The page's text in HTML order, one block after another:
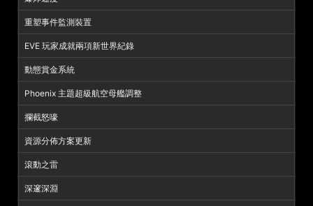
重塑事件監測裝置
EVE 玩家成就兩項新世界紀錄
動態賞金系統
Phoenix 主題超級航空母艦調整
攔截怒嚎
資源分佈方案更新
滾動之雷
深邃深淵